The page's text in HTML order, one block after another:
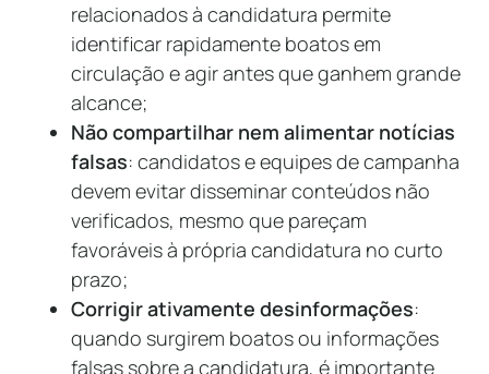
relacionados à candidatura permite
identificar rapidamente boatos em
circulação e agir antes que ganhem grande
alcance;
Não compartilhar nem alimentar notícias
falsas: candidatos e equipes de campanha
devem evitar disseminar conteúdos não
verificados, mesmo que pareçam
favoráveis à própria candidatura no curto
prazo;
Corrigir ativamente desinformações:
quando surgirem boatos ou informações
falsas sobre a candidatura, é importante